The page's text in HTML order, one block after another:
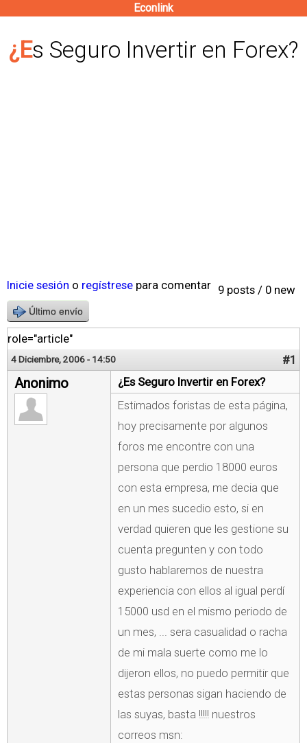
contenido
Econlink
¿Es Seguro Invertir en Forex?
9 posts / 0 new
Inicie sesión o regístrese para comentar
Último envío
role="article"
4 Diciembre, 2006 - 14:50 #1
Anonimo
¿Es Seguro Invertir en Forex?
Estimados foristas de esta página,
hoy precisamente por algunos
foros me encontre con una
persona que perdio 18000 euros
con esta empresa, me decia que
en un mes sucedio esto, si en
verdad quieren que les gestione su
cuenta pregunten y con todo
gusto hablaremos de nuestra
experiencia con ellos al igual perdí
15000 usd en el mismo periodo de
un mes, ... sera casualidad o racha
de mi mala suerte como me lo
dijeron ellos, no puedo permitir que
estas personas sigan haciendo de
las suyas, basta !!!!! nuestros
correos msn: